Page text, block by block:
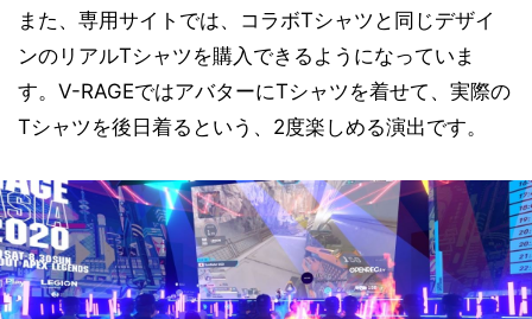
また、専用サイトでは、コラボTシャツと同じデザイ
ンのリアルTシャツを購入できるようになっていま
す。V-RAGEではアバターにTシャツを着せて、実際の
Tシャツを後日着るという、2度楽しめる演出です。